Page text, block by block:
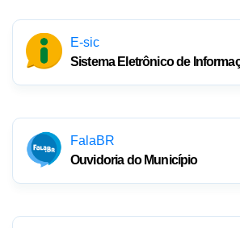
E-sic
Sistema Eletrônico de
FalaBR
Ouvidoria do Município